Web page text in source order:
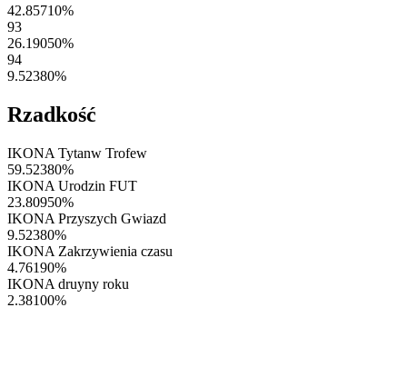
42.85710%
93
26.19050%
94
9.52380%
Rzadkość
IKONA Tytanw Trofew
59.52380%
IKONA Urodzin FUT
23.80950%
IKONA Przyszych Gwiazd
9.52380%
IKONA Zakrzywienia czasu
4.76190%
IKONA druyny roku
2.38100%